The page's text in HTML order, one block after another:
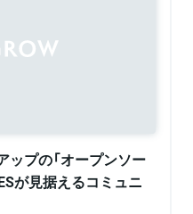
プの「オープンソー
が見据えるコミュニ